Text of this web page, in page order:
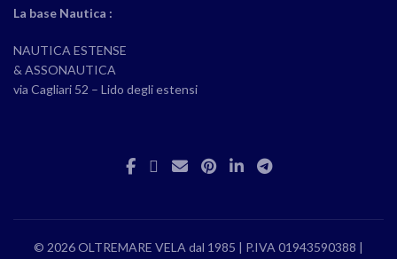
La base Nautica :
NAUTICA ESTENSE
& ASSONAUTICA
via Cagliari 52 – Lido degli estensi
© 2026 OLTREMARE VELA dal 1985 | P.IVA 01943590388 |